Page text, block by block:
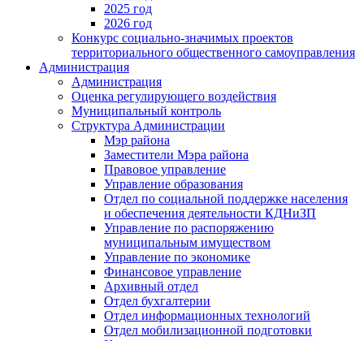
2025 год
2026 год
Конкурс социально-значимых проектов
территориального общественного самоуправления
Администрация
Администрация
Оценка регулирующего воздействия
Муниципальный контроль
Структура Администрации
Мэр района
Заместители Мэра района
Правовое управление
Управление образования
Отдел по социальной поддержке населения
и обеспечения деятельности КДНиЗП
Управление по распоряжению
муниципальным имуществом
Управление по экономике
Финансовое управление
Архивный отдел
Отдел бухгалтерии
Отдел информационных технологий
Отдел мобилизационной подготовки